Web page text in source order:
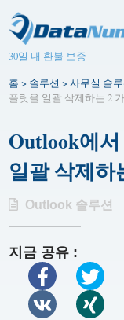
30일 내 환불 보증
홈 > 솔루션 >사무실 솔
플릿을 일괄 삭제하는 2
Outlook에
일괄 삭제하
Outlook 솔루션
지금 공유 :